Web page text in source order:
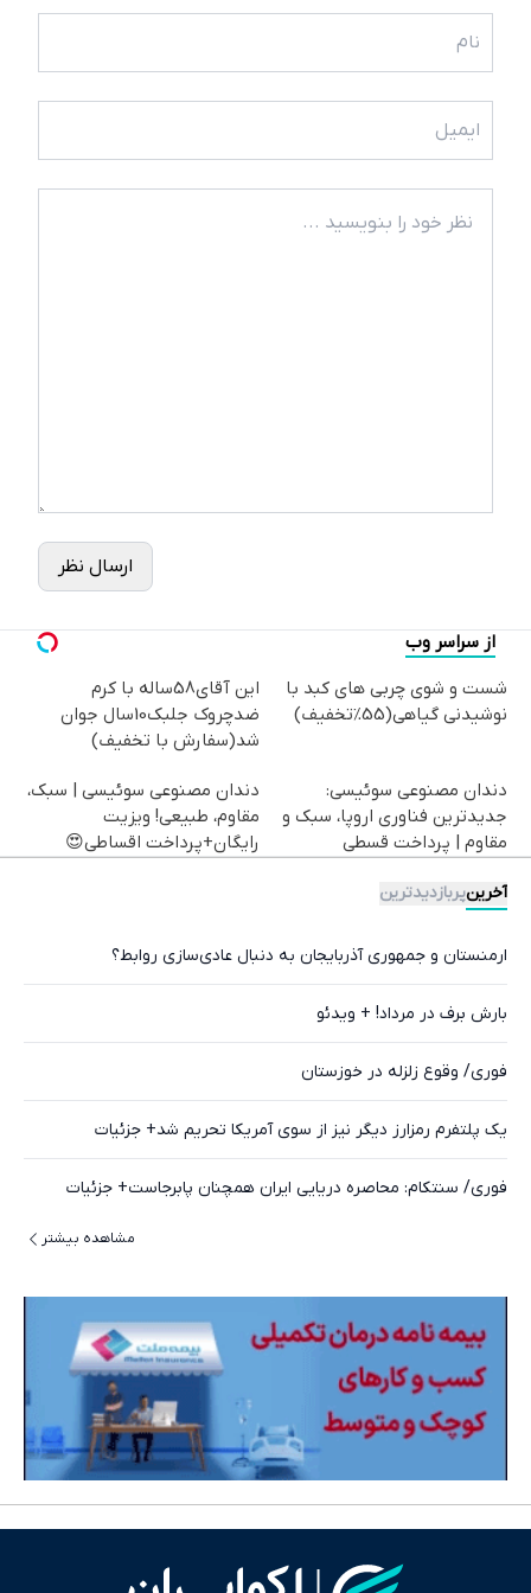
ارسال نظر
از سراسر وب
شست و شوی چربی های کبد با
نوشیدنی گیاهی(55%تخفیف)
این آقای58ساله با کرم
ضدچروک جلبک10سال جوان
شد(سفارش با تخفیف)
دندان مصنوعی سوئیسی:
جدیدترین فناوری اروپا، سبک و
مقاوم | پرداخت قسطی
دندان مصنوعی سوئیسی | سبک،
مقاوم، طبیعی! ویزیت
رایگان+پرداخت اقساطی😍
آخرینپربازدیدترین
ارمنستان و جمهوری آذربایجان به دنبال عادی‌سازی روابط؟
بارش برف در مرداد! + ویدئو
فوری/ وقوع زلزله در خوزستان
یک پلتفرم رمزارز دیگر نیز از سوی آمریکا تحریم شد+ جزئیات
فوری/ سنتکام: محاصره دریایی ایران همچنان پابرجاست+ جزئیات
مشاهده بیشتر